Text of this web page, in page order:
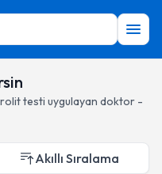
testi uygulayan doktor -
Akıllı Sıralama